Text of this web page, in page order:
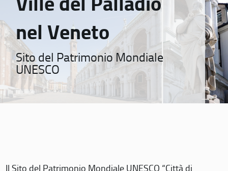
nel Veneto
Sito del Patrimonio Mondiale
UNESCO
Il Sito del Patrimonio Mondiale UNESCO “Città di